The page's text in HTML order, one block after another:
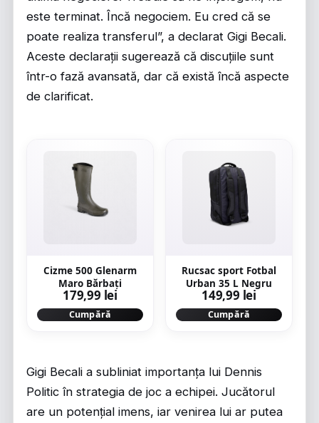
este terminat. Încă negociem. Eu cred că se
poate realiza transferul”, a declarat Gigi Becali.
Aceste declarații sugerează că discuțiile sunt
într-o fază avansată, dar că există încă aspecte
de clarificat.
Cizme 500 Glenarm
Maro Bărbați
179,99 lei
Cumpără
Rucsac sport Fotbal
Urban 35 L Negru
149,99 lei
Cumpără
Gigi Becali a subliniat importanța lui Dennis
Politic în strategia de joc a echipei. Jucătorul
are un potențial imens, iar venirea lui ar putea